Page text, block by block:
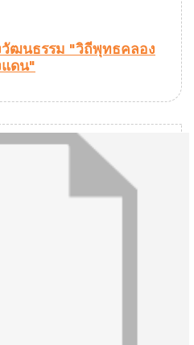
วัฒนธรรม "วิถีพุทธคลอง
ดน"